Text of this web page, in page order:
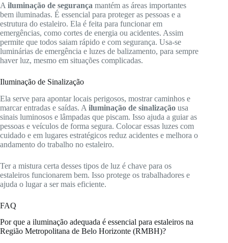
A iluminação de segurança mantém as áreas importantes
bem iluminadas. É essencial para proteger as pessoas e a
estrutura do estaleiro. Ela é feita para funcionar em
emergências, como cortes de energia ou acidentes. Assim
permite que todos saiam rápido e com segurança. Usa-se
luminárias de emergência e luzes de balizamento, para sempre
haver luz, mesmo em situações complicadas.
Iluminação de Sinalização
Ela serve para apontar locais perigosos, mostrar caminhos e
marcar entradas e saídas. A iluminação de sinalização usa
sinais luminosos e lâmpadas que piscam. Isso ajuda a guiar as
pessoas e veículos de forma segura. Colocar essas luzes com
cuidado e em lugares estratégicos reduz acidentes e melhora o
andamento do trabalho no estaleiro.
Ter a mistura certa desses tipos de luz é chave para os
estaleiros funcionarem bem. Isso protege os trabalhadores e
ajuda o lugar a ser mais eficiente.
FAQ
Por que a iluminação adequada é essencial para estaleiros na
Região Metropolitana de Belo Horizonte (RMBH)?